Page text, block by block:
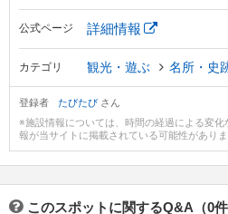
公式ページ 詳細情報
カテゴリ 観光・遊ぶ 名所・史
登録者 たびたび さん
※施設情報については、時間の経過による変
報が当サイトに掲載されている可能性がありま
このスポットに関するQ&A（0件